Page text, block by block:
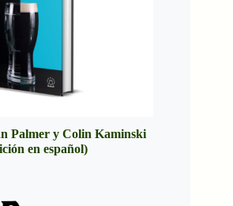
Palmer y Colin Kaminski
en español)